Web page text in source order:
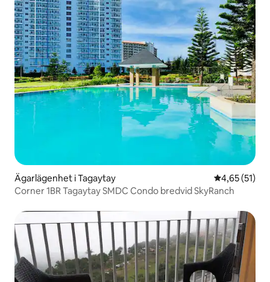
Ägarlägenhet i Tagaytay 4,65 av 5 i
4,65 (51)
Corner 1BR Tagaytay SMDC Condo bredvid SkyRanch